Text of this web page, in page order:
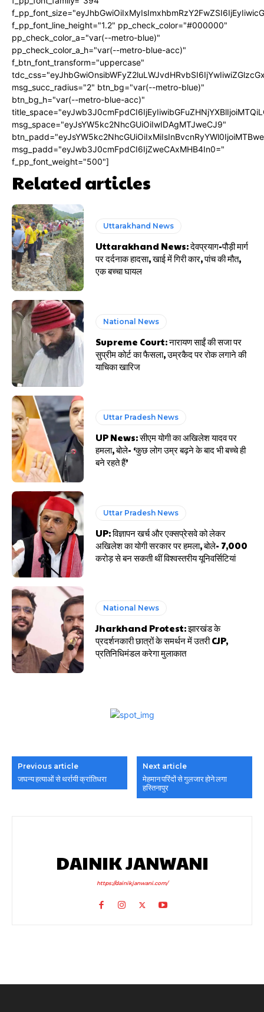
f_pp_font_line_height="1.2" pp_check_color="#000000"
pp_check_color_a="var(--metro-blue)"
pp_check_color_a_h="var(--metro-blue-acc)"
f_btn_font_transform="uppercase"
msg_succ_radius="2" btn_bg="var(--metro-blue)"
btn_bg_h="var(--metro-blue-acc)"
msg_space="eyJsYW5kc2NhcGUiOiIwIDAgMTJweCJ9"
msg_padd="eyJwb3J0cmFpdCI6IjZweCAxMHB4In0="
f_pp_font_weight="500"]
Related articles
Uttarakhand News
Uttarakhand News: देवप्रयाग-पौड़ी मार्ग
पर दर्दनाक हादसा, खाई में गिरी कार, पांच की मौत,
एक बच्चा घायल
National News
Supreme Court: नारायण साईं की सजा पर
सुप्रीम कोर्ट का फैसला, उम्रकैद पर रोक लगाने की
याचिका खारिज
Uttar Pradesh News
UP News: सीएम योगी का अखिलेश यादव पर
हमला, बोले- ‘कुछ लोग उम्र बढ़ने के बाद भी बच्चे ही
बने रहते हैं’
Uttar Pradesh News
UP: विज्ञापन खर्च और एक्सप्रेसवे को लेकर
अखिलेश का योगी सरकार पर हमला, बोले- 7,000
करोड़ से बन सकती थीं विश्वस्तरीय यूनिवर्सिटियां
National News
Jharkhand Protest: झारखंड के
प्रदर्शनकारी छात्रों के समर्थन में उतरी CJP,
प्रतिनिधिमंडल करेगा मुलाकात
Previous article
जघन्य हत्याओं से थर्रायी क्रांतिधरा
Next article
मेहमान परिंदों से गुलजार होने लगा
हस्तिनापुर
DAINIK JANWANI
https://dainikjanwani.com/